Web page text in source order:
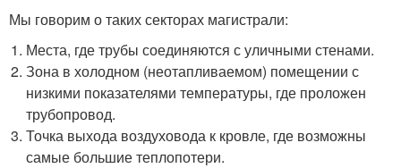
Мы говорим о таких секторах магистрали:
Места, где трубы соединяются с уличными стенами.
Зона в холодном (неотапливаемом) помещении с
низкими показателями температуры, где проложен
трубопровод.
Точка выхода воздуховода к кровле, где возможны
самые большие теплопотери.